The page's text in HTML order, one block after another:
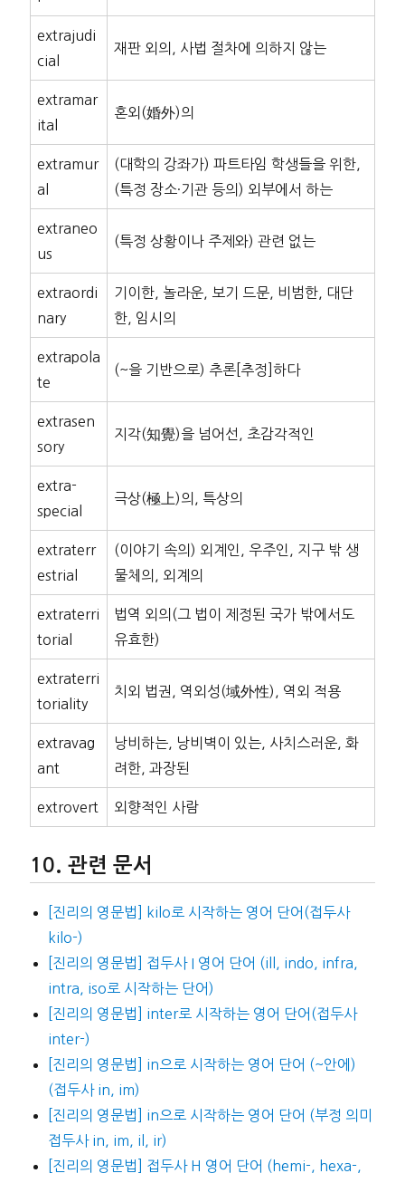
extrajudi
cial
재판 외의, 사법 절차에 의하지 않는
extramar
ital
혼외(婚外)의
extramur
al
(대학의 강좌가) 파트타임 학생들을 위한,
(특정 장소·기관 등의) 외부에서 하는
extraneo
us
(특정 상황이나 주제와) 관련 없는
extraordi
nary
기이한, 놀라운, 보기 드문, 비범한, 대단
한, 임시의
extrapola
te
(~을 기반으로) 추론[추정]하다
extrasen
sory
지각(知覺)을 넘어선, 초감각적인
extra-
special
극상(極上)의, 특상의
extraterr
estrial
(이야기 속의) 외계인, 우주인, 지구 밖 생
물체의, 외계의
extraterri
torial
법역 외의(그 법이 제정된 국가 밖에서도
유효한)
extraterri
toriality
치외 법권, 역외성(域外性), 역외 적용
extravag
ant
낭비하는, 낭비벽이 있는, 사치스러운, 화
려한, 과장된
extrovert 외향적인 사람
관련 문서
[진리의 영문법] kilo로 시작하는 영어 단어(접두사
kilo-)
[진리의 영문법] 접두사 I 영어 단어 (ill, indo, infra,
intra, iso로 시작하는 단어)
[진리의 영문법] inter로 시작하는 영어 단어(접두사
inter-)
[진리의 영문법] in으로 시작하는 영어 단어 (~안에)
(접두사 in, im)
[진리의 영문법] in으로 시작하는 영어 단어 (부정 의미
접두사 in, im, il, ir)
[진리의 영문법] 접두사 H 영어 단어 (hemi-, hexa-,